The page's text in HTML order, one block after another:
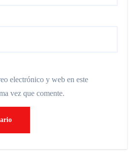
electrónico y web en este
vez que comente.